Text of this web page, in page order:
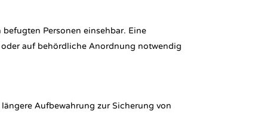
Personen einsehbar. Eine
auf behördliche Anordnung notwendig
Aufbewahrung zur Sicherung von